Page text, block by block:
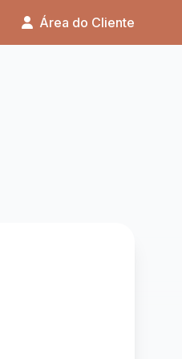
Área do Cliente